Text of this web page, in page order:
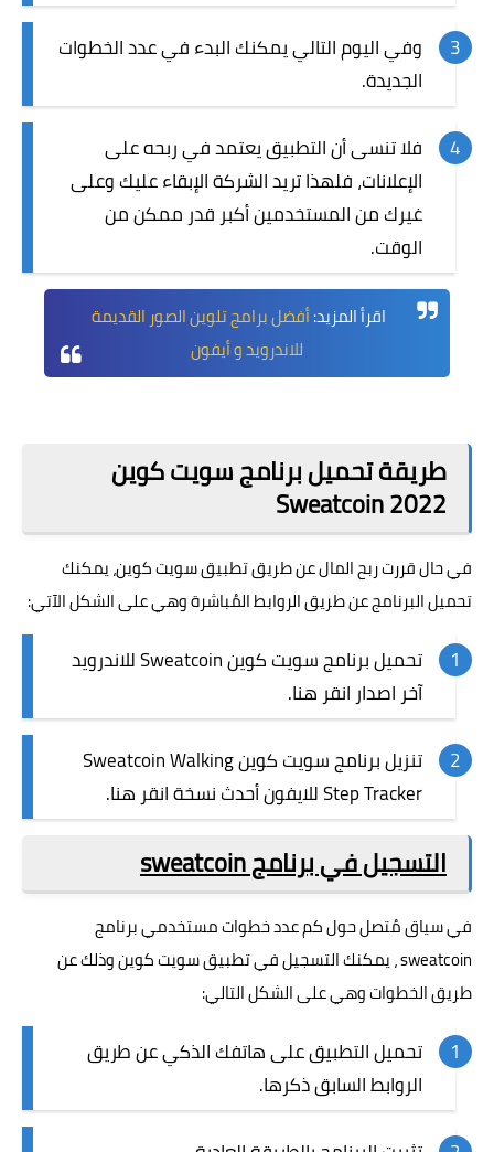
وفي اليوم التالي يمكنك البدء في عدد الخطوات
الجديدة.
فلا تنسى أن التطبيق يعتمد في ربحه على
الإعلانات، فلهذا تريد الشركة الإبقاء عليك وعلى
غيرك من المستخدمين أكبر قدر ممكن من
الوقت.
اقرأ المزيد:أفضل برامج تلوين الصور القديمة
للاندرويد و أيفون
طريقة تحميل برنامج سويت كوين
Sweatcoin 2022
في حال قررت ربح المال عن طريق تطبيق سويت كوين، يمكنك
تحميل البرنامج عن طريق الروابط المُباشرة وهي على الشكل الآتي:
تحميل برنامج سويت كوين Sweatcoin للاندرويد
آخر اصدار انقر هنا.
تنزيل برنامج سويت كوين Sweatcoin Walking
Step Tracker للايفون أحدث نسخة
انقر هنا.
التسجيل في برنامج sweatcoin
في سياق مُتصل حول كم عدد خطوات مستخدمي برنامج
sweatcoin ، يمكنك التسجيل في تطبيق سويت كوين وذلك عن
طريق الخطوات وهي على الشكل التالي:
تحميل التطبيق على هاتفك الذكي عن طريق
الروابط السابق ذكرها.